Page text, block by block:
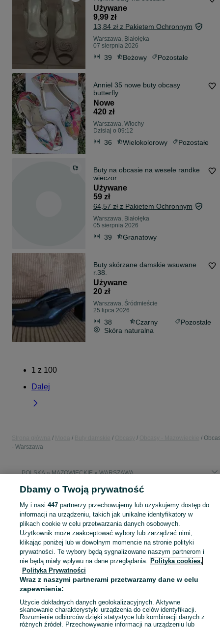
Używane
9,99 zł
13,84 zł z Pakietem Ochronnym
Warszawa, Białołęka
07 sierpnia 2026
39 Beżowy Pozostałe
Anniel 35 nowe buty obcasy
butterfly
Nowe
420 zł
Warszawa, Włochy
Dzisiaj o 09:12
36 Wielokolorowy Pozostałe
Buty na obcasie na wesele randke
wieczor
Używane
59 zł
64,57 zł z Pakietem Ochronnym
Warszawa, Białołęka
05 sierpnia 2026
39 Granatowy
Buty skórzane damskie wsuwane
r.38.
Używane
20 zł
Warszawa, Śródmieście
25 lipca 2026
38 Czarny
Pozostałe
Skóra naturalna
1 z 100
Dalej
- Warszawa
POLSKA » MAZOWIECKIE » WARSZAWA
Szeroki wybór butów na obcasie damskich Warszawa ▶️ Różne materiały i kolory ✅ Nowe i używane w atrakcyjnych cenach ✌ Sprawdź oferty na OLX.pl!
Mapa kategorii
Mapa miejscowości
Mapa ministron
Popularne wyszukiwania
Dbamy o Twoją prywatność
My i nasi 447partnerzy przechowujemy lub uzyskujemy dostęp do
informacji na urządzeniu, takich jak unikalne identyfikatory w
plikach cookie w celu przetwarzania danych osobowych.
Użytkownik może zaakceptować wybory lub zarządzać nimi,
klikając poniżej lub w dowolnym momencie na stronie polityki
prywatności. Te wybory będą sygnalizowane naszym partnerom i
nie będą miały wpływu na dane przeglądania. Polityka cookies,
Polityka Prywatności
Wraz z naszymi partnerami przetwarzamy dane w celu
zapewnienia:
Użycie dokładnych danych geolokalizacyjnych. Aktywne
skanowanie charakterystyki urządzenia do celów identyfikacji.
Rozumienie odbiorców dzięki statystyce lub kombinacji danych z
różnych źródeł. Przechowywanie informacji na urządzeniu lub